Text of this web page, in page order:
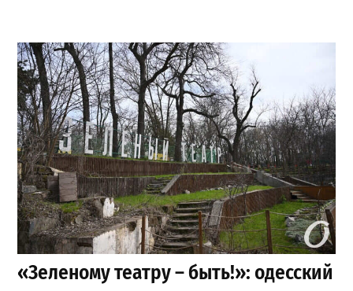
«Зеленому театру – быть!»: одесский